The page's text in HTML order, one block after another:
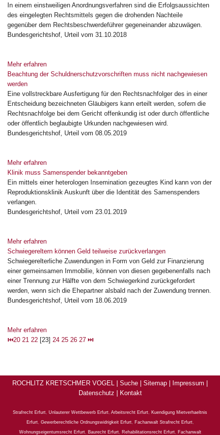
In einem einstweiligen Anordnungsverfahren sind die Erfolgsaussichten
des eingelegten Rechtsmittels gegen die drohenden Nachteile
gegenüber dem Rechtsbeschwerdeführer gegeneinander abzuwägen.
Bundesgerichtshof, Urteil vom 31.10.2018
Mehr erfahren
Beachtung der Schuldnerschutzvorschriften muss nicht nachgewiesen
werden
Eine vollstreckbare Ausfertigung für den Rechtsnachfolger des in einer
Entscheidung bezeichneten Gläubigers kann erteilt werden, sofern die
Rechtsnachfolge bei dem Gericht offenkundig ist oder durch öffentliche
oder öffentlich beglaubigte Urkunden nachgewiesen wird.
Bundesgerichtshof, Urteil vom 08.05.2019
Mehr erfahren
Klinik muss Samenspender bekanntgeben
Ein mittels einer heterologen Insemination gezeugtes Kind kann von der
Reproduktionsklinik Auskunft über die Identität des Samenspenders
verlangen.
Bundesgerichtshof, Urteil vom 23.01.2019
Mehr erfahren
Schwiegereltern können Geld teilweise zurückverlangen
Schwiegerelterliche Zuwendungen in Form von Geld zur Finanzierung
einer gemeinsamen Immobilie, können von diesen gegebenenfalls nach
einer Trennung zur Hälfte von dem Schwiegerkind zurückgefordert
werden, wenn sich die Ehepartner alsbald nach der Zuwendung trennen.
Bundesgerichtshof, Urteil vom 18.06.2019
Mehr erfahren
⏮20 21 22 [23] 24 25 26 27 ⏭
ROCHLITZ KRETSCHMER VOGEL | Suche Sitemap Impressum
Datenschutz
Kontakt
Strafrecht Erfurt, Unlauterer Wettbewerb Erfurt, Arbeitsrecht Erfurt, Kuendigung Mietverhaeltnis
Erfurt, Gewerberechtliche Ordnungswidrigkeit Erfurt, Fachanwalt Strafrecht Erfurt,
Wohnungseigentumsrecht Erfurt, Baurecht Erfurt, Rehabilitationsrecht Erfurt, Fachanwalt